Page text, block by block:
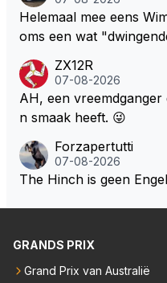
uitermate belangrijke
Helemaal mee eens Wim, Hij heeft net als Olav
oms een wat
l bij Windsor op te
aces zijn dit leuke
ZX12R
07-08-2026
AH, een
n smaak heeft. 😜
Forzapertutti
07-08-2026
The Hinch is geen
GRANDS PRIX
Grand Prix van Australië